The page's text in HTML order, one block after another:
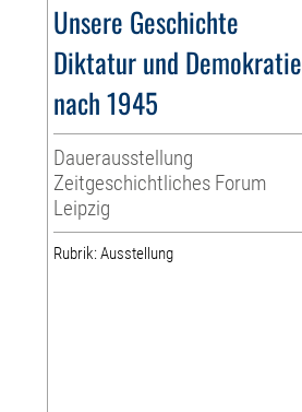
Unsere Geschichte
Diktatur und Demokratie
nach 1945
Dauerausstellung
Zeitgeschichtliches Forum
Leipzig
Rubrik: Ausstellung